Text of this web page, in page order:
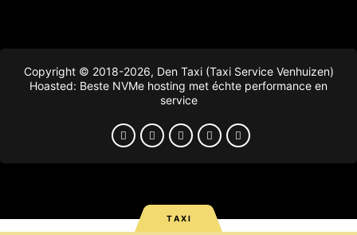
Copyright © 2018-2026, Den Taxi (Taxi Service Venhuizen)
Hoasted: Beste NVMe hosting met échte performance en
service
T A X I